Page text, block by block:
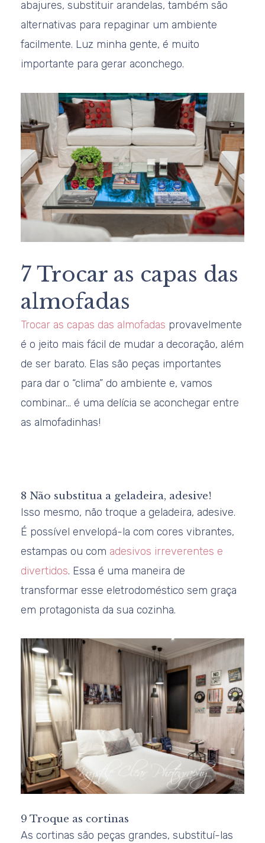
abajures, substituir arandelas, também são
alternativas para repaginar um ambiente
facilmente. Luz minha gente, é muito
importante para gerar aconchego.
7 Trocar as capas das
almofadas
Trocar as capas das almofadas provavelmente
é o jeito mais fácil de mudar a decoração, além
de ser barato. Elas são peças importantes
para dar o “clima” do ambiente e, vamos
combinar… é uma delícia se aconchegar entre
as almofadinhas!
8 Não substitua a geladeira, adesive!
Isso mesmo, não troque a geladeira, adesive.
É possível envelopá-la com cores vibrantes,
estampas ou com adesivos irreverentes e
divertidos. Essa é uma maneira de
transformar esse eletrodoméstico sem graça
em protagonista da sua cozinha.
9 Troque as cortinas
As cortinas são peças grandes, substituí-las